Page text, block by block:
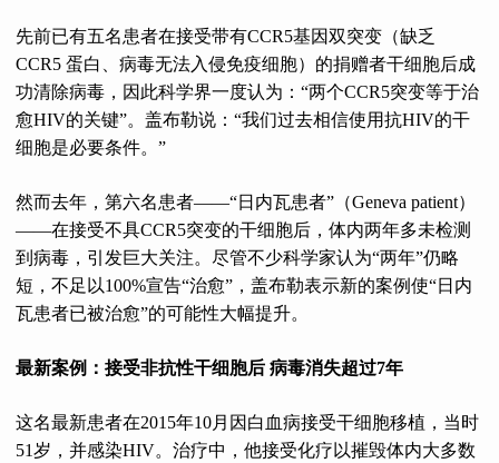
先前已有五名患者在接受带有CCR5基因双突变（缺乏
CCR5 蛋白、病毒无法入侵免疫细胞）的捐赠者干细胞后成
功清除病毒，因此科学界一度认为：“两个CCR5突变等于治
愈HIV的关键”。盖布勒说：“我们过去相信使用抗HIV的干
细胞是必要条件。”
然而去年，第六名患者——“日内瓦患者”（Geneva patient）
——在接受不具CCR5突变的干细胞后，体内两年多未检测
到病毒，引发巨大关注。尽管不少科学家认为“两年”仍略
短，不足以100%宣告“治愈”，盖布勒表示新的案例使“日内
瓦患者已被治愈”的可能性大幅提升。
最新案例：接受非抗性干细胞后 病毒消失超过7年
这名最新患者在2015年10月因白血病接受干细胞移植，当时
51岁，并感染HIV。治疗中，他接受化疗以摧毁体内大多数